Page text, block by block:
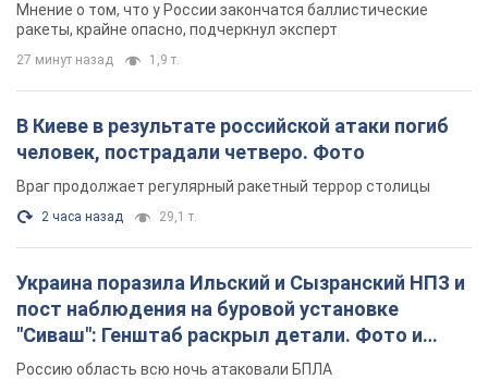
Мнение о том, что у России закончатся баллистические
ракеты, крайне опасно, подчеркнул эксперт
27 минут назад 1,9 т.
В Киеве в результате российской атаки погиб
человек, пострадали четверо. Фото
Враг продолжает регулярный ракетный террор столицы
2 часа назад 29,1 т.
Украина поразила Ильский и Сызранский НПЗ и
пост наблюдения на буровой установке
"Сиваш": Генштаб раскрыл детали. Фото и
видео
Россию область всю ночь атаковали БПЛА